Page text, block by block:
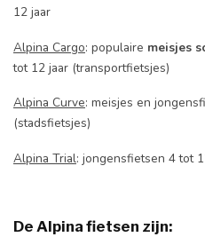
12 jaar
Alpina Cargo: populaire meisjes
tot 12 jaar (transportfietsjes)
Alpina Curve: meisjes en
(stadsfietsjes)
Alpina Trial: jongensfietsen 4 tot
De Alpina fietsen zijn: